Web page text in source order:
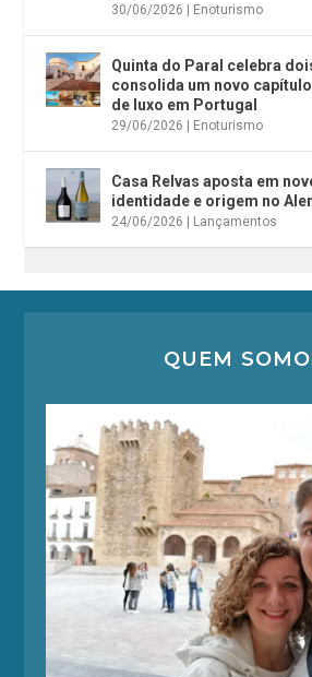
30/06/2026 Enoturismo
Quinta do Paral celebra
consolida um novo
de luxo em Portugal
29/06/2026 Enoturismo
Casa Relvas aposta em
identidade e origem no
24/06/2026 Lançamentos
QUEM